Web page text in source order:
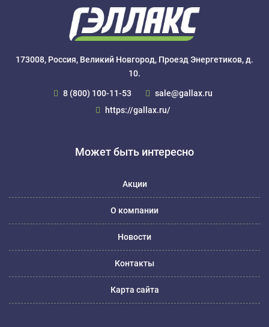
173008, Россия, Великий Новгород, Проезд Энергетиков, д.
10.
8 (800) 100-11-53
sale@gallax.ru
https://gallax.ru/
Может быть интересно
Акции
О компании
Новости
Контакты
Карта сайта